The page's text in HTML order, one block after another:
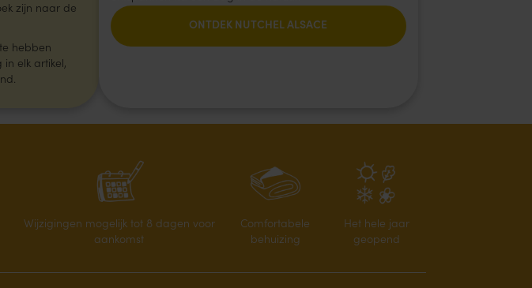
zijn naar de
hebben
elk artikel,
ONTDEK NUTCHEL ALSACE
Wijzigingen mogelijk tot 8 dagen voor
aankomst
Comfortabele
behuizing
Het hele jaar
geopend